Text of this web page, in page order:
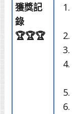
獲獎記
錄
🏆🏆🏆